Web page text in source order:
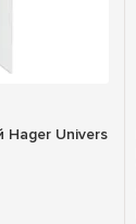
Hager Univers240